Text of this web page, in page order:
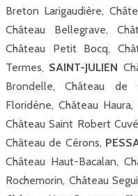
Breton Larigaudière,
Château Bellegrave,
Château Petit Bocq,
Termes, SAINT-JULIEN
Brondelle, Château de
Floridène, Château
Château Saint Robert
Château de Cérons,
Château Haut-Bacalan,
Rochemorin, Château